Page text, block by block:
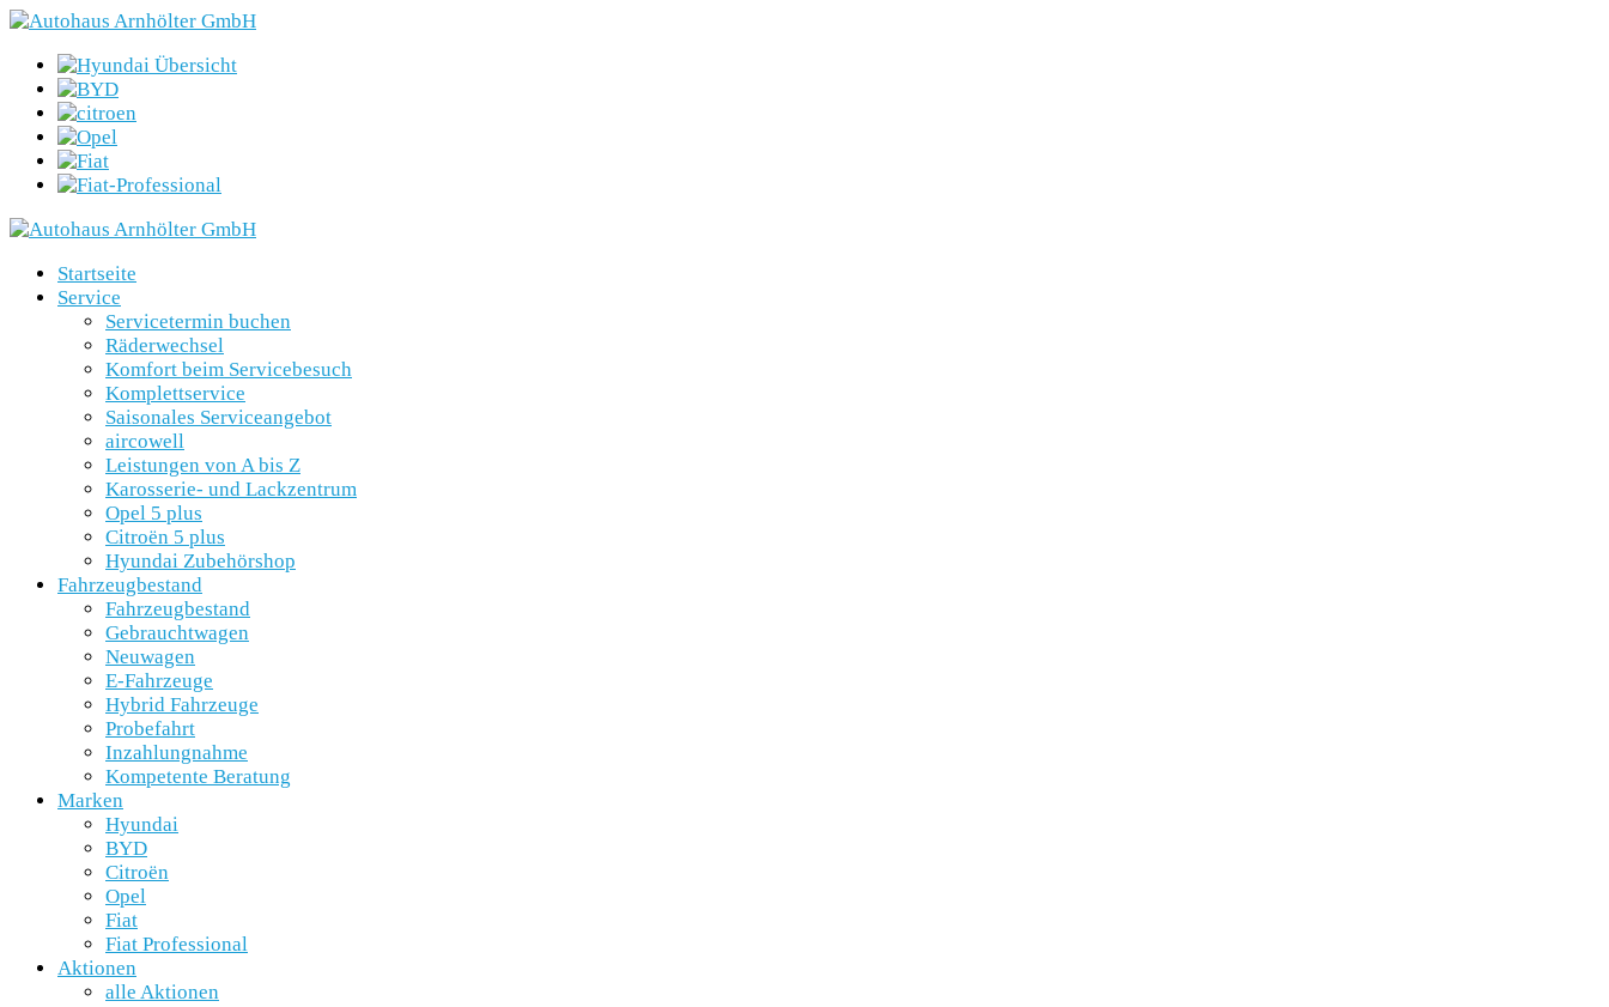
Startseite
Service
Servicetermin buchen
Räderwechsel
Komfort beim Servicebesuch
Komplettservice
Saisonales Serviceangebot
aircowell
Leistungen von A bis Z
Karosserie- und Lackzentrum
Opel 5 plus
Citroën 5 plus
Hyundai Zubehörshop
Fahrzeugbestand
Fahrzeugbestand
Gebrauchtwagen
Neuwagen
E-Fahrzeuge
Hybrid Fahrzeuge
Probefahrt
Inzahlungnahme
Kompetente Beratung
Marken
Hyundai
BYD
Citroën
Opel
Fiat
Fiat Professional
Aktionen
alle Aktionen